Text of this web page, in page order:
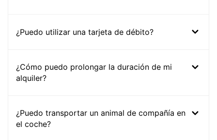
¿Puedo utilizar una tarjeta de débito?
¿Cómo puedo prolongar la duración de mi
alquiler?
¿Puedo transportar un animal de compañía en
el coche?